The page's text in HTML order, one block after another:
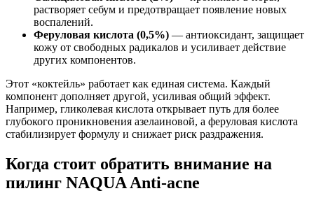
растворяет себум и предотвращает появление новых
воспалений.
Феруловая кислота (0,5%) — антиоксидант, защищает
кожу от свободных радикалов и усиливает действие
других компонентов.
Этот «коктейль» работает как единая система. Каждый
компонент дополняет другой, усиливая общий эффект.
Например, гликолевая кислота открывает путь для более
глубокого проникновения азелаиновой, а феруловая кислота
стабилизирует формулу и снижает риск раздражения.
Когда стоит обратить внимание на
пилинг NAQUA Anti-acne